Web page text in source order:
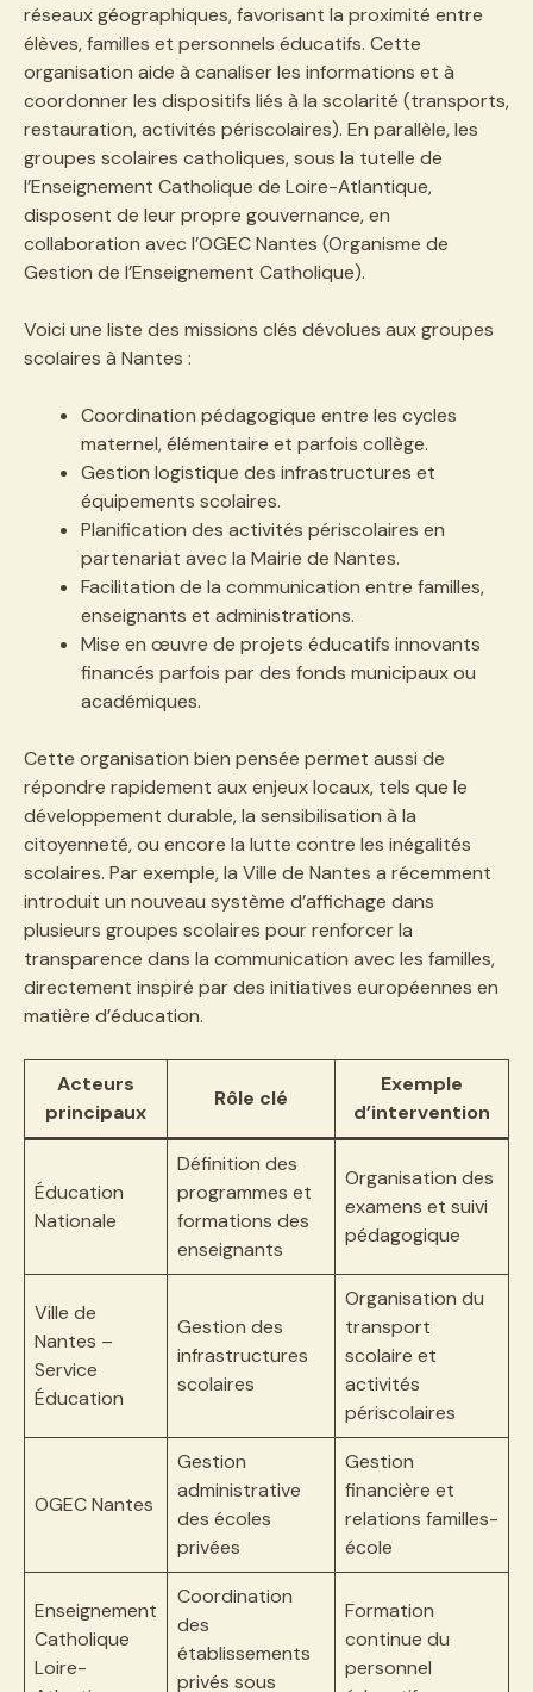
réseaux géographiques, favorisant la proximité entre
élèves, familles et personnels éducatifs. Cette
organisation aide à canaliser les informations et à
coordonner les dispositifs liés à la scolarité (transports,
restauration, activités périscolaires). En parallèle, les
groupes scolaires catholiques, sous la tutelle de
l’Enseignement Catholique de Loire-Atlantique,
disposent de leur propre gouvernance, en
collaboration avec l’OGEC Nantes (Organisme de
Gestion de l’Enseignement Catholique).
Voici une liste des missions clés dévolues aux groupes
scolaires à Nantes :
Coordination pédagogique entre les cycles
maternel, élémentaire et parfois collège.
Gestion logistique des infrastructures et
équipements scolaires.
Planification des activités périscolaires en
partenariat avec la Mairie de Nantes.
Facilitation de la communication entre familles,
enseignants et administrations.
Mise en œuvre de projets éducatifs innovants
financés parfois par des fonds municipaux ou
académiques.
Cette organisation bien pensée permet aussi de
répondre rapidement aux enjeux locaux, tels que le
développement durable, la sensibilisation à la
citoyenneté, ou encore la lutte contre les inégalités
scolaires. Par exemple, la Ville de Nantes a récemment
introduit un nouveau système d’affichage dans
plusieurs groupes scolaires pour renforcer la
transparence dans la communication avec les familles,
directement inspiré par des initiatives européennes en
matière d’éducation.
Acteurs
principaux
Rôle clé
Exemple
d’intervention
Éducation
Nationale
Définition des
programmes et
formations des
enseignants
Organisation des
examens et suivi
pédagogique
Ville de
Nantes –
Service
Éducation
Gestion des
infrastructures
scolaires
Organisation du
transport
scolaire et
activités
périscolaires
OGEC Nantes
Gestion
administrative
des écoles
privées
Gestion
financière et
relations familles-
école
Enseignement
Catholique
Loire-
Coordination
des
établissements
privés sous
Formation
continue du
personnel